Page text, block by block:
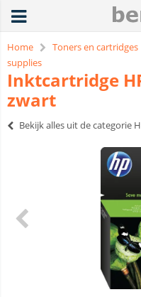
Home Toners en cartridges
supplies
Inktcartridge
zwart
Bekijk alles uit de categorie